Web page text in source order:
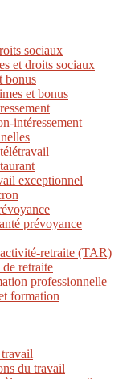
sociaux
et droits sociaux
bonus
et bonus
intéressement
exceptionnel
prévoyance
retraite (TAR)
retraite
professionnelle
formation
du travail